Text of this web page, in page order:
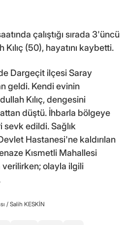
çalıştığı sırada 3'üncü
(50), hayatını kaybetti.
Dargeçit ilçesi Saray
geldi. Kendi evinin
Kılıç, dengesini
düştü. İhbarla bölgeye
sevk edildi. Sağlık
Hastanesi'ne kaldırılan
Kısmetli Mahallesi
verilirken; olayla ilgili
/ Salih KESKİN